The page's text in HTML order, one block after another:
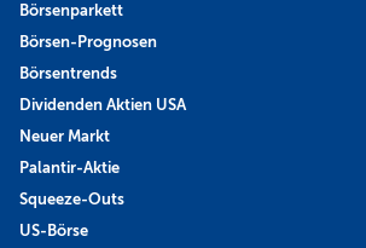
Börsenparkett
Börsen-Prognosen
Börsentrends
Dividenden Aktien USA
Neuer Markt
Palantir-Aktie
Squeeze-Outs
US-Börse